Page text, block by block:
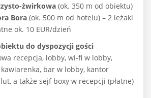
żwirkowa (ok. 350 m od obiektu)
Bora (ok. 500 m od hotelu) – 2 leżaki
ok. 10 EUR/dzień
do dyspozycji gości
recepcja, lobby, wi-fi w lobby,
bar w lobby, kantor
a także sejf boxy w recepcji (płatne)